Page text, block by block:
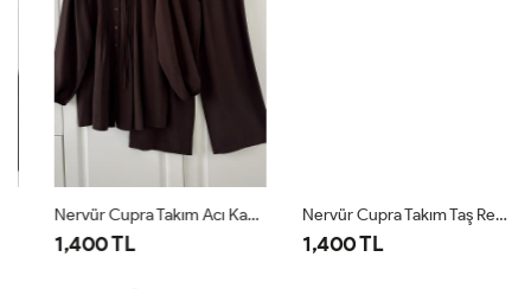
Nervür Cupra Takım Acı Kahve
1,400 TL
Nervür Cupra Takım Taş Rengi
1,400 TL